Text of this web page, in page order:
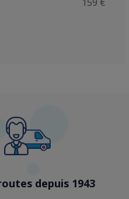
depuis 1943